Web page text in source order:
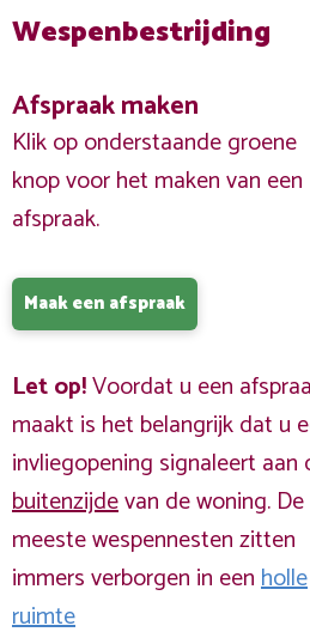
Wespenbestrijding
Afspraak maken
Klik op onderstaande groene
knop voor het maken van een
afspraak.
Maak een afspraak
Let op!Voordat u een
maakt is het belangrijk dat u
invliegopening signaleert aan
buitenzijdevan de woning. De
meeste wespennesten zitten
immers verborgen in eenholle
ruimte